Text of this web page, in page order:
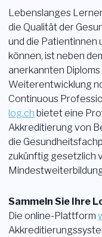
Kontakt
Shop
Login
Mitglied werden
Lebenslanges
die Qualität der
und die
können, ist neben
anerkannten
Weiterentwicklung
Continuous
log.ch bietet eine
Akkreditierung von
die
zukünftig gesetzlich
Sammeln Sie Ihre
Die online-Plattform